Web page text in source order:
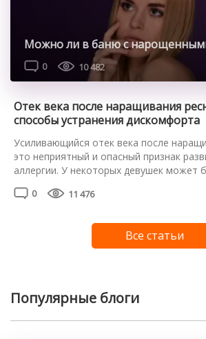
Популярные блоги
Можно ли в баню с
0 10 482
Отек века после наращивания
способы устранения дискомфорта
Усиливающийся отек века после
это неприятный и опасный признак
аллергии. У некоторых девушек может
чувствительность к компонентам клея,
предусмотреть и провести
процедуры. К сожалению, не все это
может оказаться совсем не […]
0 11 476
Все статьи